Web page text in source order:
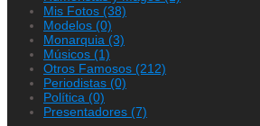
Mis Fotos (38)
Modelos (0)
Monarquia (3)
Músicos (1)
Otros Famosos (212)
Periodistas (0)
Política (0)
Presentadores (7)